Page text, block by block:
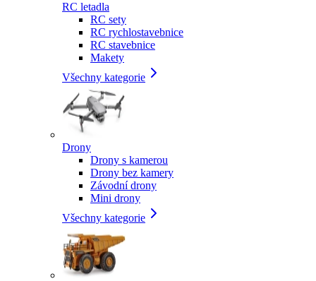
RC letadla
RC sety
RC rychlostavebnice
RC stavebnice
Makety
Všechny kategorie
Drony
Drony s kamerou
Drony bez kamery
Závodní drony
Mini drony
Všechny kategorie